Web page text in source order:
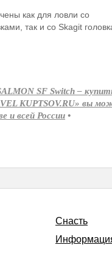
как для ловли со
так и со Skagit
SF Switch –
KUPTSOV.RU» вы
и всей России •
Снасть